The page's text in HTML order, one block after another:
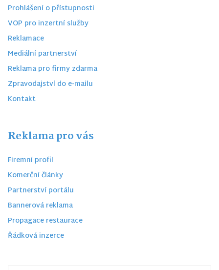
Prohlášení o přístupnosti
VOP pro inzertní služby
Reklamace
Mediální partnerství
Reklama pro firmy zdarma
Zpravodajství do e-mailu
Kontakt
Reklama pro vás
Firemní profil
Komerční články
Partnerství portálu
Bannerová reklama
Propagace restaurace
Řádková inzerce